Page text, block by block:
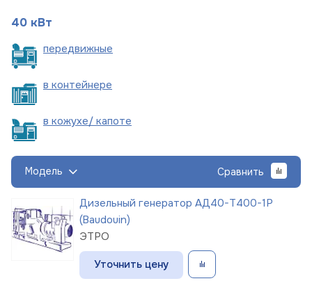
40 кВт
передвижные
в контейнере
в кожухе/ капоте
Модель Сравнить
Дизельный генератор АД40-Т400-1Р
(Baudouin)
ЭТРО
Уточнить цену